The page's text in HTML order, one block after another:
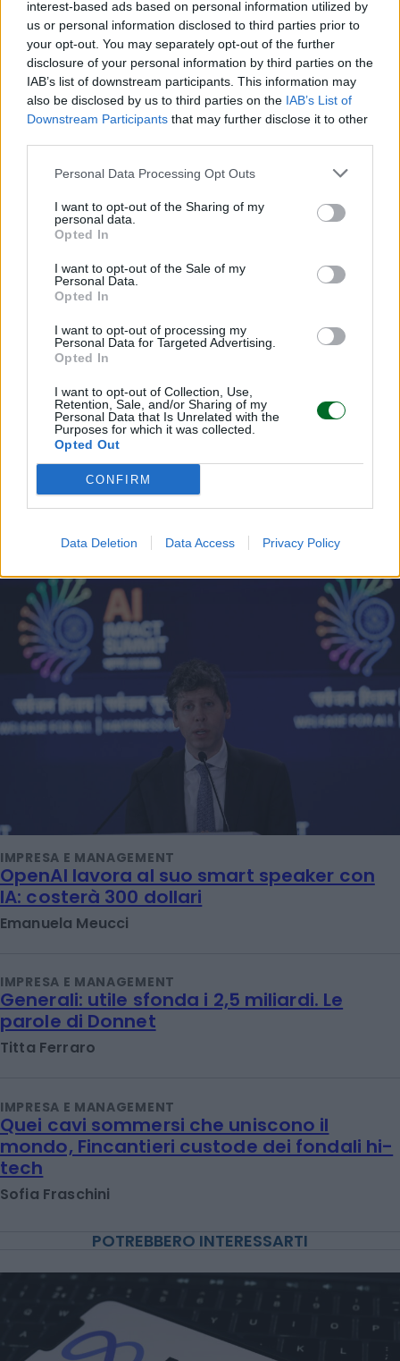
interest-based ads based on personal information utilized by
us or personal information disclosed to third parties prior to
your opt-out. You may separately opt-out of the further
disclosure of your personal information by third parties on the
IAB’s list of downstream participants. This information may
also be disclosed by us to third parties on the IAB’s List of
Downstream Participants that may further disclose it to other
Personal Data Processing Opt Outs
I want to opt-out of the Sharing of my
personal data.
Opted In
I want to opt-out of the Sale of my
Personal Data.
Opted In
I want to opt-out of processing my
Personal Data for Targeted Advertising.
Opted In
I want to opt-out of Collection, Use,
Retention, Sale, and/or Sharing of my
Personal Data that Is Unrelated with the
Purposes for which it was collected.
Opted Out
CONFIRM
Data Deletion Data Access Privacy Policy
banche
Condividi
Scegli Moneta come fonte preferita
IMPRESA E MANAGEMENT
OpenAI lavora al suo smart speaker con
IA: costerà 300 dollari
Emanuela Meucci
IMPRESA E MANAGEMENT
Generali: utile sfonda i 2,5 miliardi. Le
parole di Donnet
Titta Ferraro
IMPRESA E MANAGEMENT
Quei cavi sommersi che uniscono il
mondo, Fincantieri custode dei fondali hi-
tech
Sofia Fraschini
POTREBBERO INTERESSARTI